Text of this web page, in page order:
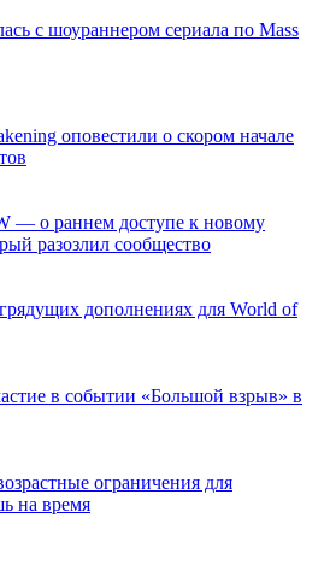
с шоураннером сериала по Mass
оповестили о скором начале
— о раннем доступе к новому
разозлил сообщество
дополнениях для World of
в событии «Большой взрыв» в
ограничения для
на время